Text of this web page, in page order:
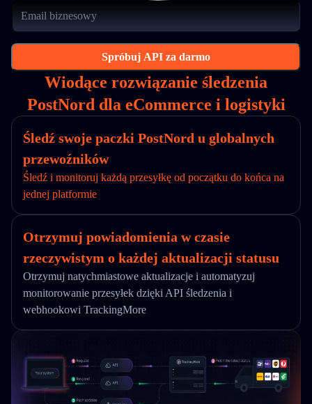
Spróbuj API za darmo
Wiodące rozwiązanie śledzenia
PostNord dla eCommerce i logistyki
Śledź swoje paczki PostNord u globalnych
przewoźników
Śledź i monitoruj każdą przesyłkę od początku do końca na
jednej platformie
Otrzymuj powiadomienia w czasie
rzeczywistym o każdej aktualizacji statusu
Otrzymuj natychmiastowe aktualizacje i automatyzuj
monitorowanie przesyłek dzięki API śledzenia i
webhookowi TrackingMore